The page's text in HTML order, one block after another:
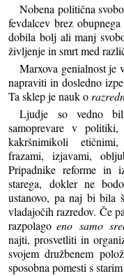
Nobena politična
fevdalcev brez
dobila bolj ali manj
življenje in smrt med
Marxova genialnost je
napraviti in dosledno
Ta sklep je nauk o
Ljudje so vedno
samoprevare v
kakršnimikoli
frazami, izjavami,
Pripadnike reforme in
starega, dokler ne
ustanovo, pa naj bi bila
vladajočih razredov. Če
razpolago eno samo
najti, prosvetliti in
svojem družbenem
sposobna pomesti s